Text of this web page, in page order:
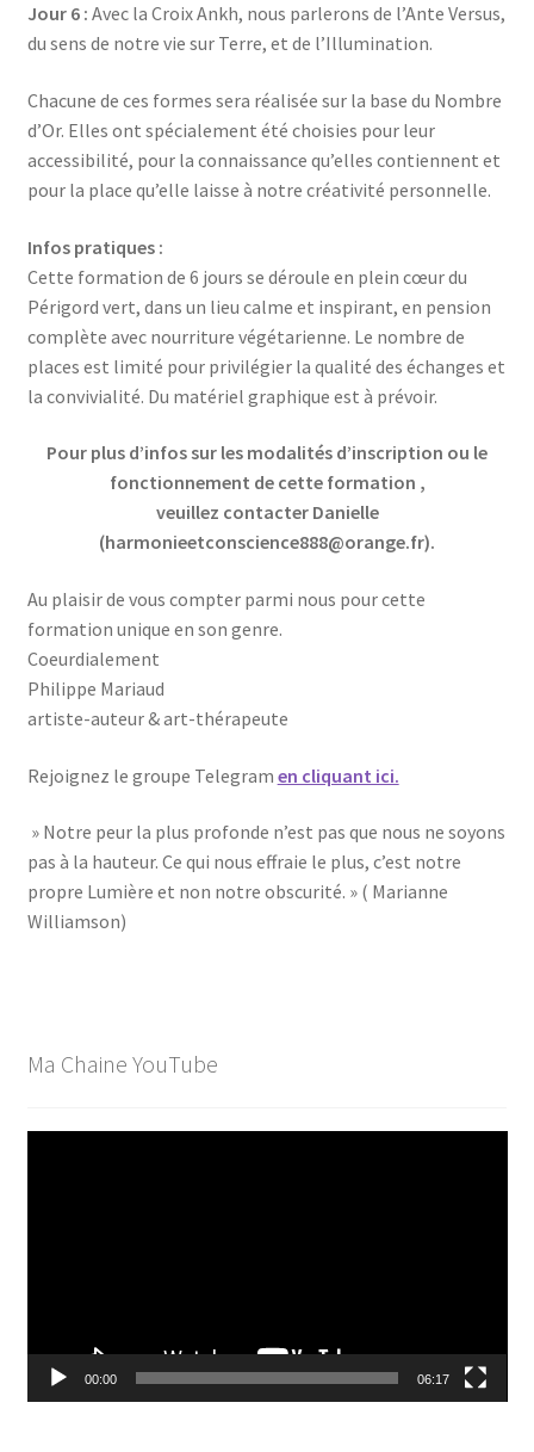
Jour 6 : Avec la Croix Ankh, nous parlerons de l’Ante Versus,
du sens de notre vie sur Terre, et de l’Illumination.
Chacune de ces formes sera réalisée sur la base du Nombre
d’Or. Elles ont spécialement été choisies pour leur
accessibilité, pour la connaissance qu’elles contiennent et
pour la place qu’elle laisse à notre créativité personnelle.
Infos pratiques :
Cette formation de 6 jours se déroule en plein cœur du
Périgord vert, dans un lieu calme et inspirant, en pension
complète avec nourriture végétarienne. Le nombre de
places est limité pour privilégier la qualité des échanges et
la convivialité. Du matériel graphique est à prévoir.
Pour plus d’infos sur les modalités d’inscription ou le
fonctionnement de cette formation ,
veuillez contacter Danielle
(harmonieetconscience888@orange.fr).
Au plaisir de vous compter parmi nous pour cette
formation unique en son genre.
Coeurdialement
Philippe Mariaud
artiste-auteur & art-thérapeute
Rejoignez le groupe Telegram en cliquant ici.
» Notre peur la plus profonde n’est pas que nous ne soyons
pas à la hauteur. Ce qui nous effraie le plus, c’est notre
propre Lumière et non notre obscurité. » ( Marianne
Williamson)
Ma Chaine YouTube
00:00 06:17